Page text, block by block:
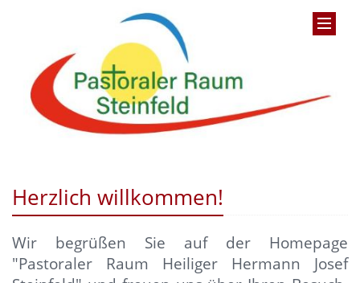
Herzlich willkommen!
Wir begrüßen Sie auf der Homepage
"Pastoraler Raum Heiliger Hermann Josef